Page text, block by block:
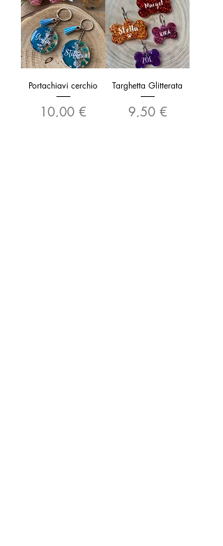
Portachiavi cerchio
Prezzo
10,00 €
Targhetta Glitterata
Prezzo
9,50 €